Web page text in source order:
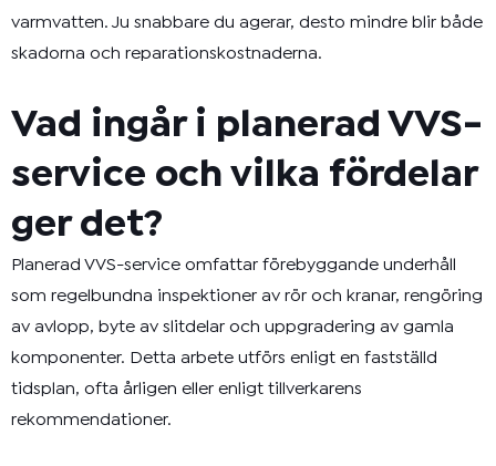
varmvatten. Ju snabbare du agerar, desto mindre blir både
skadorna och reparationskostnaderna.
Vad ingår i planerad VVS-
service och vilka fördelar
ger det?
Planerad VVS-service omfattar förebyggande underhåll
som regelbundna inspektioner av rör och kranar, rengöring
av avlopp, byte av slitdelar och uppgradering av gamla
komponenter. Detta arbete utförs enligt en fastställd
tidsplan, ofta årligen eller enligt tillverkarens
rekommendationer.